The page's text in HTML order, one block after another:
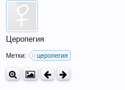
Церопегия
Метки: церопегия